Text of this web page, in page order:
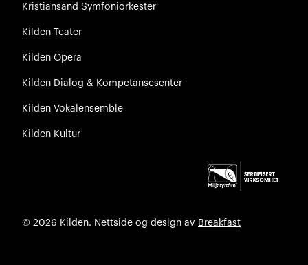
Kristiansand Symfoniorkester
Kilden Teater
Kilden Opera
Kilden Dialog & Kompetansesenter
Kilden Vokalensemble
Kilden Kultur
© 2026 Kilden. Nettside og design av Breakfast